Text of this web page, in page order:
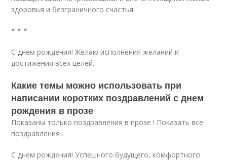
здоровья и безграничного счастья.
* * *
С днем рождения! Желаю исполнения желаний и
достижения всех целей.
Какие темы можно использовать при
написании коротких поздравлений с днем
рождения в прозе
Показаны только поздравления в прозе ! Показать все
поздравления .
С днем рождения! Успешного будущего, комфортного